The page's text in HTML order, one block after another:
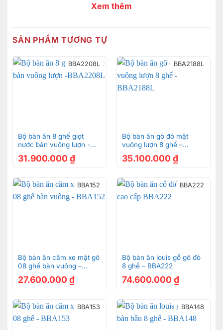
Xem thêm
SẢN PHẨM TƯƠNG TỰ
BBA2208L
Bộ bàn ăn 8 ghế giọt
nước bàn vuông lượn -
31.900.000 ₫
BBA2188L
Bộ bàn ăn gõ đỏ mặt
vuông lượn 8 ghế –
35.100.000 ₫
BBA152
Bộ bàn ăn căm xe mặt gõ
08 ghế bàn vuông –
BBA152
27.600.000 ₫
BBA222
Bộ bàn ăn louis gỗ gõ đỏ
8 ghế – BBA222
74.600.000 ₫
BBA153 BBA148